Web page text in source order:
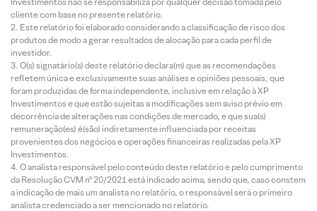
cliente com base no presente relatório.
Este relatório foi elaborado considerando a classificação de risco dos
produtos de modo a gerar resultados de alocação para cada perfil de
investidor.
O(s) signatário(s) deste relatório declara(m) que as recomendações
refletem única e exclusivamente suas análises e opiniões pessoais, que
foram produzidas de forma independente, inclusive em relação à XP
Investimentos e que estão sujeitas a modificações sem aviso prévio em
decorrência de alterações nas condições de mercado, e que sua(s)
remuneração(es) é(são) indiretamente influenciada por receitas
provenientes dos negócios e operações financeiras realizadas pela XP
Investimentos.
O analista responsável pelo conteúdo deste relatório e pelo cumprimento
da Resolução CVM nº 20/2021 está indicado acima, sendo que, caso constem
a indicação de mais um analista no relatório, o responsável será o primeiro
analista credenciado a ser mencionado no relatório.